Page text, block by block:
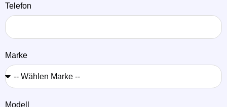
Telefon
Marke
Modell